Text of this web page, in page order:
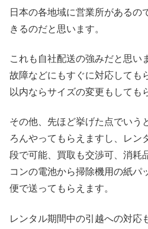
日本の各地域に営業所があるの
きるのだと思います。
これも自社配送の強みだと思い
故障などにもすぐに対応しても
以内ならサイズの変更もしても
その他、先ほど挙げた点でいう
ろんやってもらえますし、レン
段で可能、買取も交渉可、消耗
コンの電池から掃除機用の紙パ
便で送ってもらえます。
レンタル期間中の引越への対応